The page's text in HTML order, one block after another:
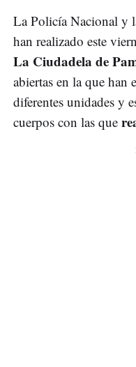
La Policía Nacional y
han realizado este
La Ciudadela de
abiertas en la que han
diferentes unidades y
cuerpos con las que